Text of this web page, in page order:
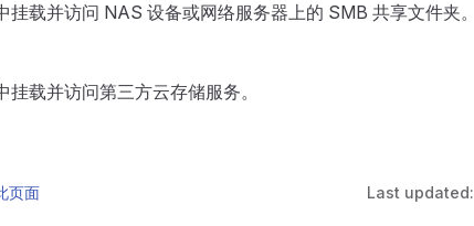
挂载并访问 NAS 设备或网络服务器上的 SMB 共享文件夹。
挂载并访问第三方云存储服务。
页面 Last updated: